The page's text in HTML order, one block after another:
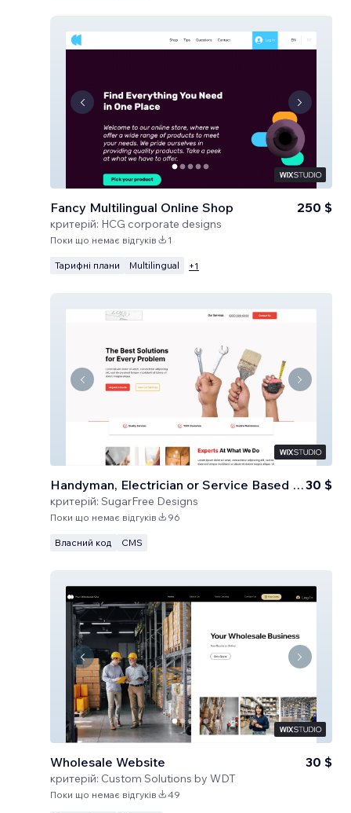
Fancy Multilingual Online Shop
критерій: HCG corporate designs
250 $
Поки що немає відгуків 1
Тарифні плани Multilingual +1
Handyman, Electrician or Service Based Business
критерій: SugarFree Designs
30 $
Поки що немає відгуків 96
Власний код CMS
Wholesale Website
критерій: Custom Solutions by WDT
30 $
Поки що немає відгуків 49